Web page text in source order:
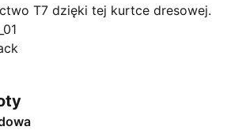
T7 dzięki tej kurtce dresowej.
panelowe po bokach,
i zapinane na suwak kieszenie
zaprojektowana dla tych, którzy
w każdym ściegu.